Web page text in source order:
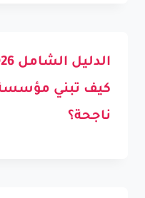
كيف تبني مؤسسة
ناجحة؟